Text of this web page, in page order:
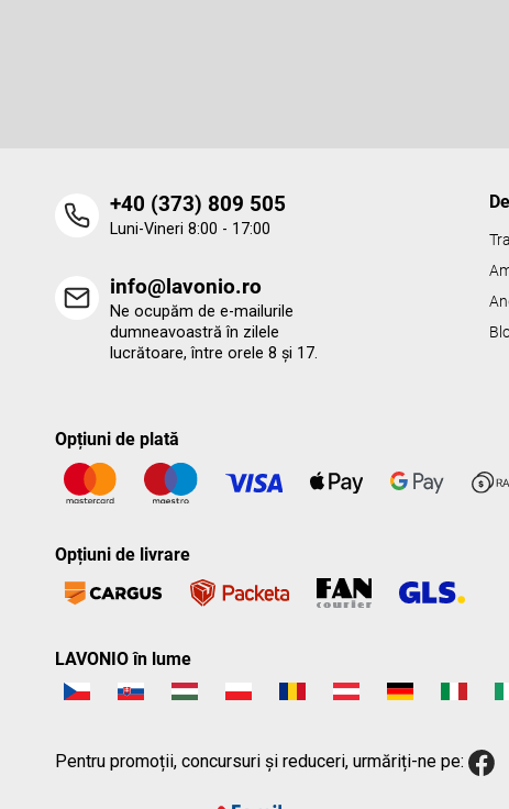
‭+40 (373) 809 505‬
Luni-Vineri 8:00 - 17:00
info@lavonio.ro
Ne ocupăm de e-mailurile
dumneavoastră în zilele
lucrătoare, între orele 8 și 17.
Opțiuni de plată
Opțiuni de livrare
LAVONIO în lume
Pentru promoții, concursuri și reduceri, urmăriți-ne pe: